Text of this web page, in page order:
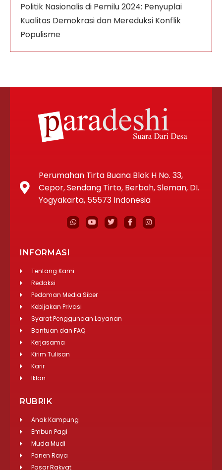
Politik Nasionalis di Pemilu 2024: Penyuplai
Kualitas Demokrasi dan Mereduksi Konflik
Populisme
Perumahan Tirta Buana Blok H No. 33,
Cepor, Sendang Tirto, Berbah, Sleman, DI.
Yogyakarta, 55573 Indonesia
INFORMASI
Tentang Kami
Redaksi
Pedoman Media Siber
Kebijakan Privasi
Syarat Penggunaan Layanan
Bantuan dan FAQ
Kerjasama
Kirim Tulisan
Karir
Iklan
RUBRIK
Anak Kampung
Embun Pagi
Muda Mudi
Panen Raya
Pasar Rakyat